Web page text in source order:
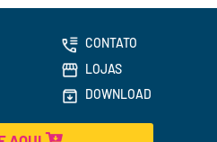
CONTATO
LOJAS
DOWNLOAD